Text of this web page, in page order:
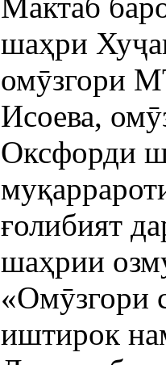
шаҳри
омӯзгори
Исоева,
Оксфорди
ғолибият
шаҳрии
«Омӯзгори
иштирок